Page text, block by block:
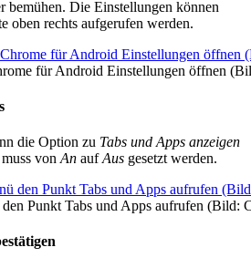
bemühen. Die Einstellungen können
oben rechts aufgerufen werden.
für Android Einstellungen öffnen
die Option zu Tabs und Apps anzeigen
von An aufAus gesetzt werden.
Punkt Tabs und Apps aufrufen (Bild: